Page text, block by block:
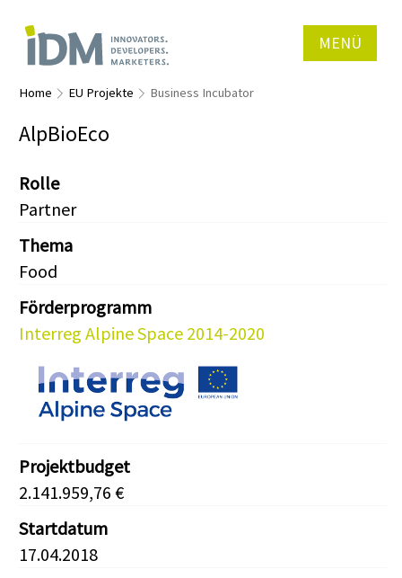
MENÜ
Home EU Projekte Business Incubator
AlpBioEco
Rolle
Partner
Thema
Food
Förderprogramm
Interreg Alpine Space 2014-2020
Projektbudget
2.141.959,76 €
Startdatum
17.04.2018